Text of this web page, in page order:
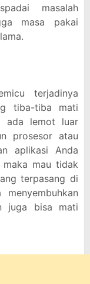
masalah
masa pakai
terjadinya
tiba-tiba mati
ada lemot luar
prosesor atau
aplikasi Anda
mau tidak
terpasang di
juga bisa mati